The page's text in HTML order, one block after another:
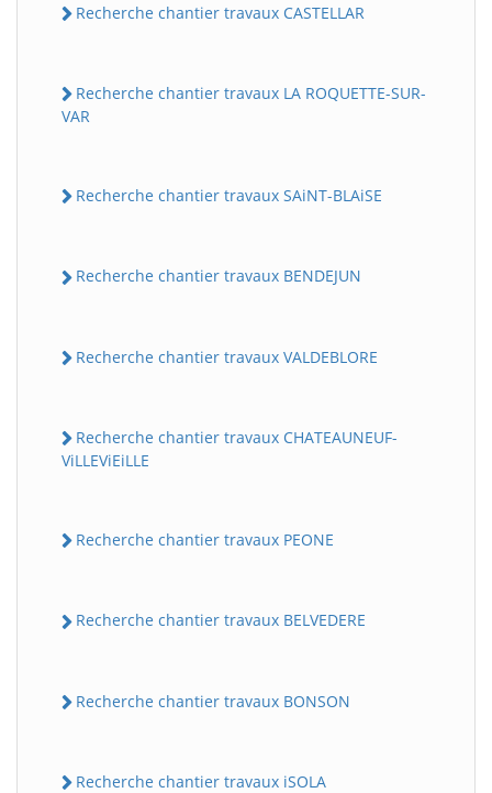
Recherche chantier travaux CASTELLAR
Recherche chantier travaux LA ROQUETTE-SUR-
VAR
Recherche chantier travaux SAiNT-BLAiSE
Recherche chantier travaux BENDEJUN
Recherche chantier travaux VALDEBLORE
Recherche chantier travaux CHATEAUNEUF-
ViLLEViEiLLE
Recherche chantier travaux PEONE
Recherche chantier travaux BELVEDERE
Recherche chantier travaux BONSON
Recherche chantier travaux iSOLA